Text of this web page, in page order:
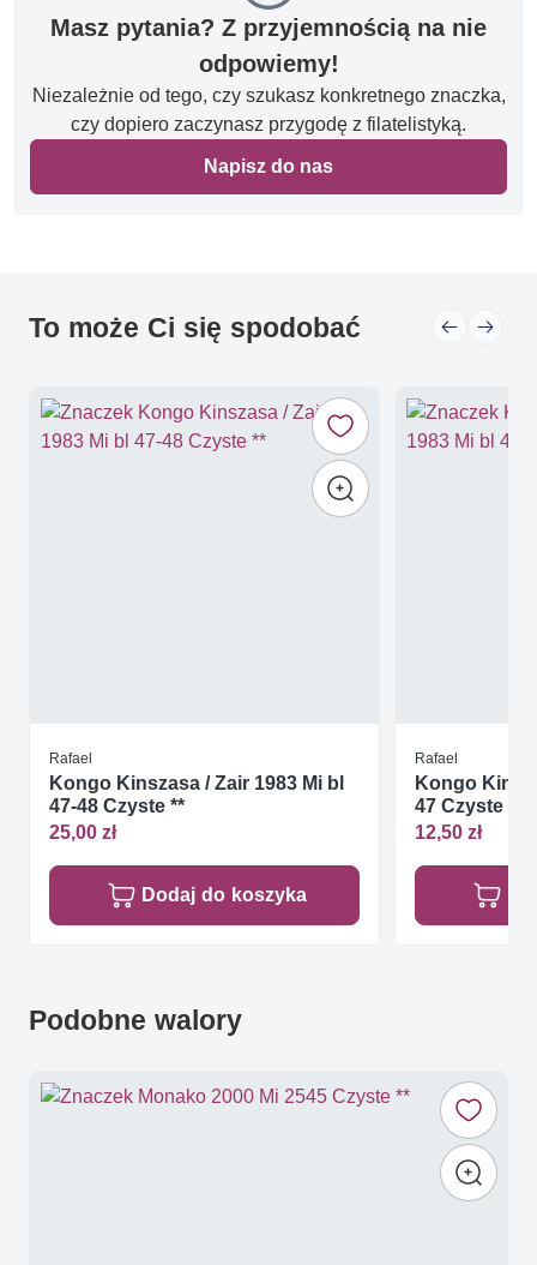
Masz pytania? Z przyjemnością na nie
odpowiemy!
Niezależnie od tego, czy szukasz konkretnego znaczka,
czy dopiero zaczynasz przygodę z filatelistyką.
Napisz do nas
To może Ci się spodobać
Rafael
Kongo Kinszasa / Zair 1983 Mi bl
47-48 Czyste **
25,00 zł
Dodaj do koszyka
Rafael
Kongo
47 Czyste **
12,50 zł
Podobne walory